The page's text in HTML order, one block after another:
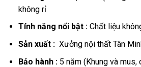
không rỉ
Tính năng nổi bật :Chất liệu
Sản xuất : Xưởng nội thất Tân
Bảo hành :5 năm (Khung và mus,